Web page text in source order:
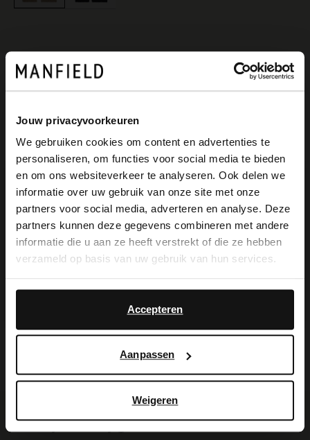
Jouw privacyvoorkeuren
We gebruiken cookies om content en advertenties te
personaliseren, om functies voor social media te bieden
en om ons websiteverkeer te analyseren. Ook delen we
informatie over uw gebruik van onze site met onze
partners voor social media, adverteren en analyse. Deze
partners kunnen deze gegevens combineren met andere
informatie die u aan ze heeft verstrekt of die ze hebben
verzameld op basis van uw gebruik van hun services.
Accepteren
Aanpassen
Weigeren
Voor jou erbij gezocht
Omschrijving
Beige sjaal met ribbel details van
Manfield. De sjaal heeft een totale lengte
van 178 cm en een breedte van 23 cm.
Alles over dit product
Bezorgen & retour
×
View this website in English?
It looks like your language isn't Dutch. Would
you like to switch to English?
English